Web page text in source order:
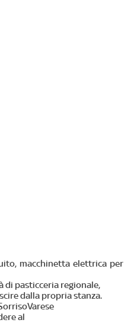
macchinetta elettrica per
di pasticceria regionale,
dalla propria stanza.
al